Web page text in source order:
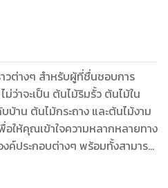
าวต่างๆ สำหรับผู้ที่ชื่นชอบการ
ว่าจะเป็น ต้นไม้ริมรั้ว ต้นไม้ใน
าน ต้นไม้กระถาง และต้นไม้งาม
ให้คุณเข้าใจความหลากหลายทาง
ค์ประกอบต่างๆ พร้อมทั้งสามารถ
ยวิธีแก้ไขและคำแนะนำดีๆ ใน